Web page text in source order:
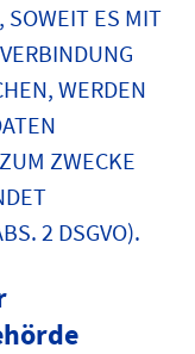
SOWEIT ES MIT
WERDEN
ZWECKE
2 DSGVO).